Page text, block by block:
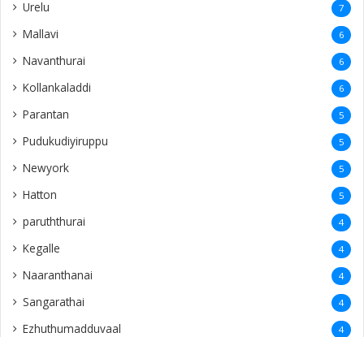
Urelu 7
Mallavi 6
Navanthurai 6
Kollankaladdi 6
Parantan 5
Pudukudiyiruppu 5
Newyork 5
Hatton 5
paruththurai 4
Kegalle 4
Naaranthanai 4
Sangarathai 4
Ezhuthumadduvaal 4